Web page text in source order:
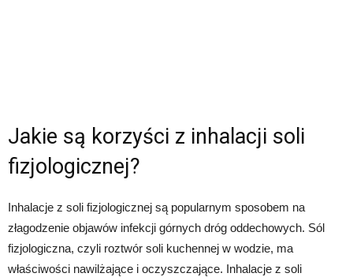
Jakie są korzyści z inhalacji soli
fizjologicznej?
Inhalacje z soli fizjologicznej są popularnym sposobem na
złagodzenie objawów infekcji górnych dróg oddechowych. Sól
fizjologiczna, czyli roztwór soli kuchennej w wodzie, ma
właściwości nawilżające i oczyszczające. Inhalacje z soli